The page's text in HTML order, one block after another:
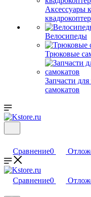
Аксессуары к
Велосипеды
Трюковые
Запчасти
самокатов
Сравнение0
Сравнение0